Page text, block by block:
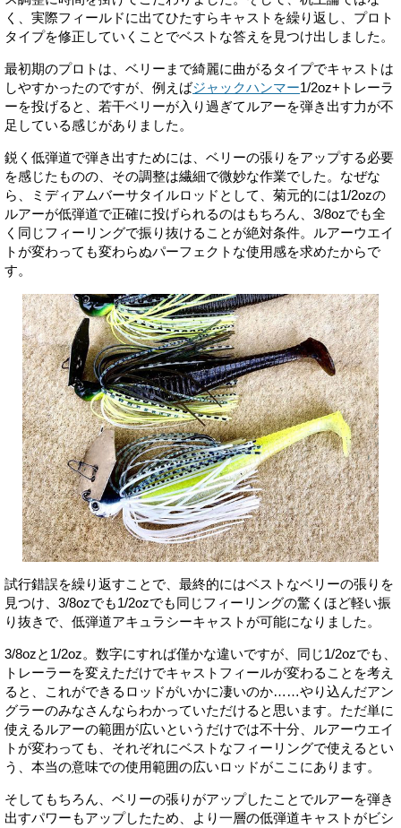
く、実際フィールドに出てひたすらキャストを繰り返し、プロト
タイプを修正していくことでベストな答えを見つけ出しました。
最初期のプロトは、ベリーまで綺麗に曲がるタイプでキャストは
しやすかったのですが、例えばジャックハンマー1/2oz+トレーラ
ーを投げると、若干ベリーが入り過ぎてルアーを弾き出す力が不
足している感じがありました。
鋭く低弾道で弾き出すためには、ベリーの張りをアップする必要
を感じたものの、その調整は繊細で微妙な作業でした。なぜな
ら、ミディアムバーサタイルロッドとして、菊元的には1/2ozの
ルアーが低弾道で正確に投げられるのはもちろん、3/8ozでも全
く同じフィーリングで振り抜けることが絶対条件。ルアーウエイ
トが変わっても変わらぬパーフェクトな使用感を求めたからで
す。
試行錯誤を繰り返すことで、最終的にはベストなベリーの張りを
見つけ、3/8ozでも1/2ozでも同じフィーリングの驚くほど軽い振
り抜きで、低弾道アキュラシーキャストが可能になりました。
3/8ozと1/2oz。数字にすれば僅かな違いですが、同じ1/2ozでも、
トレーラーを変えただけでキャストフィールが変わることを考え
ると、これができるロッドがいかに凄いのか……やり込んだアン
グラーのみなさんならわかっていただけると思います。ただ単に
使えるルアーの範囲が広いというだけでは不十分、ルアーウエイ
トが変わっても、それぞれにベストなフィーリングで使えるとい
う、本当の意味での使用範囲の広いロッドがここにあります。
そしてもちろん、ベリーの張りがアップしたことでルアーを弾き
出すパワーもアップしたため、より一層の低弾道キャストがビシ